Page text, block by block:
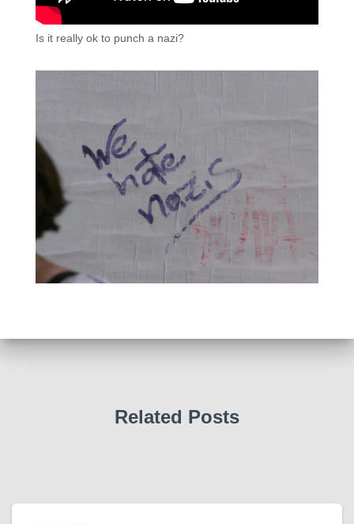
Is it really ok to punch a nazi?
Related Posts